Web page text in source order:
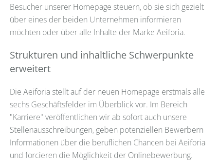
Besucher unserer Homepage steuern, ob sie sich gezielt
über eines der beiden Unternehmen informieren
möchten oder über alle Inhalte der Marke Aeiforia.
Strukturen und inhaltliche Schwerpunkte
erweitert
Die Aeiforia stellt auf der neuen Homepage erstmals alle
sechs Geschäftsfelder im Überblick vor. Im Bereich
"Karriere" veröffentlichen wir ab sofort auch unsere
Stellenausschreibungen, geben potenziellen Bewerbern
Informationen über die beruflichen Chancen bei Aeiforia
und forcieren die Möglichkeit der Onlinebewerbung.